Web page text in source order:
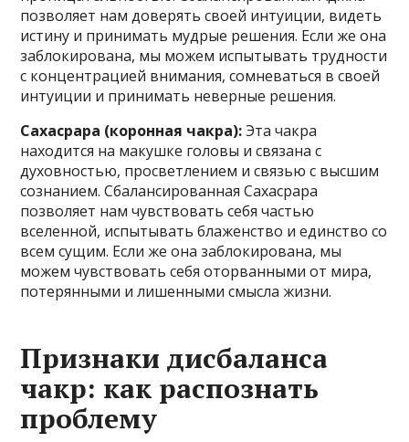
позволяет нам доверять своей интуиции, видеть
истину и принимать мудрые решения. Если же она
заблокирована, мы можем испытывать трудности
с концентрацией внимания, сомневаться в своей
интуиции и принимать неверные решения.
Сахасрара (коронная чакра):Эта чакра
находится на макушке головы и связана с
духовностью, просветлением и связью с высшим
сознанием. Сбалансированная Сахасрара
позволяет нам чувствовать себя частью
вселенной, испытывать блаженство и единство со
всем сущим. Если же она заблокирована, мы
можем чувствовать себя оторванными от мира,
потерянными и лишенными смысла жизни.
Признаки дисбаланса
чакр: как распознать
проблему